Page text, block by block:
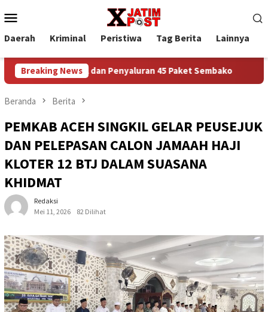
ke
kontenMobile
Daerah Kriminal Peristiwa Tag Berita Lainnya
Breaking News
dan Penyaluran 45 Paket Sembako Polres Gresik
Beranda Berita
PEMKAB ACEH SINGKIL GELAR PEUSEJUK
DAN PELEPASAN CALON JAMAAH HAJI
KLOTER 12 BTJ DALAM SUASANA
KHIDMAT
Redaksi
Mei 11, 2026
82 Dilihat